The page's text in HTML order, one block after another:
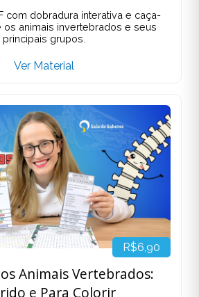
com dobradura interativa e caça-
os animais invertebrados e seus
principais grupos.
Ver Material
R$6,90
Animais Vertebrados:
e Para Colorir